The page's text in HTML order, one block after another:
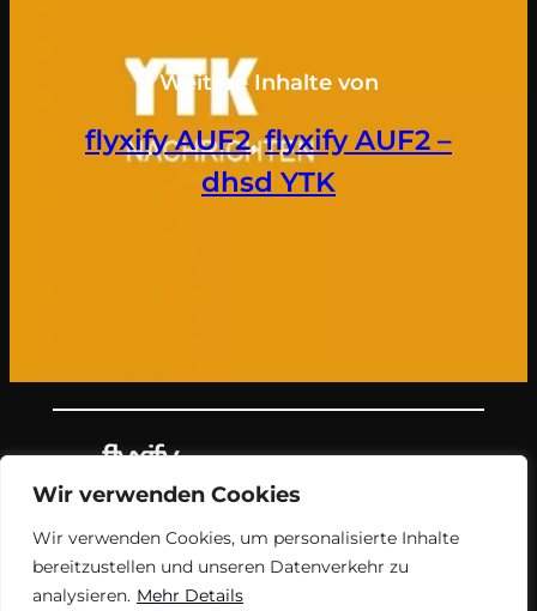
Wir verwenden Cookies
Wir verwenden Cookies, um personalisierte Inhalte
bereitzustellen und unseren Datenverkehr zu
analysieren. Mehr Details
Weitere Inhalte von
flyxify AUF2, flyxify AUF2 –
dhsd YTK
Teil des Nachrichtenangebots von
flyxify.